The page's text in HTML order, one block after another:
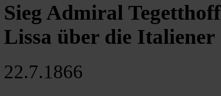
Sieg Admiral
Lissa über die Italiener
22.7.1866